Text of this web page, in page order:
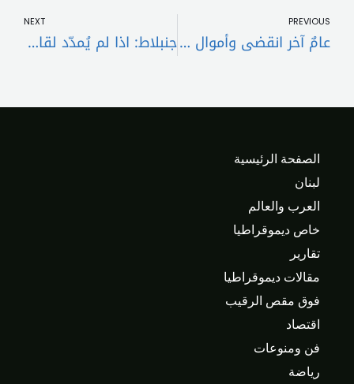
PREVIOUS
عامٌ آخر انقضى وأموال المودعين ما تزال في المجهول!
NEXT
جنبلاط: اذا لم يُمدّد لقائد الجيش سنسعى لتعيين رئيس أركان
الصفحة الرئيسية
لبنان
العرب والعالم
خاص ديموقراطيا
تقارير
مقالات ديموقراطيا
فوق مقص الرقيب
اقتصاد
فن ومنوعات
رياضة